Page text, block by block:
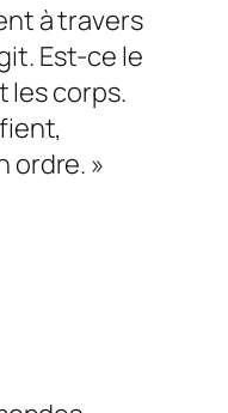
à travers
Est-ce le
les corps.
ordre. »